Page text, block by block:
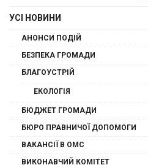
УСІ НОВИНИ
АНОНСИ ПОДІЙ
БЕЗПЕКА ГРОМАДИ
БЛАГОУСТРІЙ
ЕКОЛОГІЯ
БЮДЖЕТ ГРОМАДИ
БЮРО ПРАВНИЧОЇ ДОПОМОГИ
ВАКАНСІЇ В ОМС
ВИКОНАВЧИЙ КОМІТЕТ